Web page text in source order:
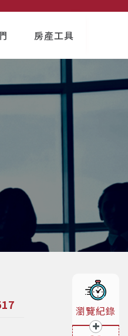
房產工具
瀏覽紀錄